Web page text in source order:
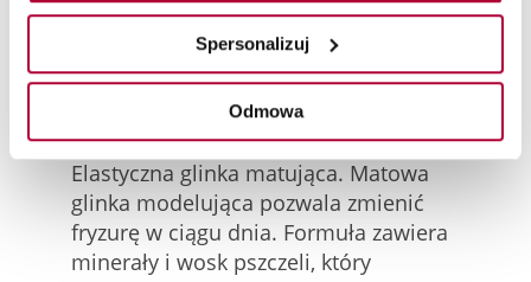
Spersonalizuj
Odmowa
Kup teraz
TEXTURE TOUCH
Elastyczna glinka matująca. Matowa
glinka modelująca pozwala zmienić
fryzurę w ciągu dnia. Formuła zawiera
minerały i wosk pszczeli, który